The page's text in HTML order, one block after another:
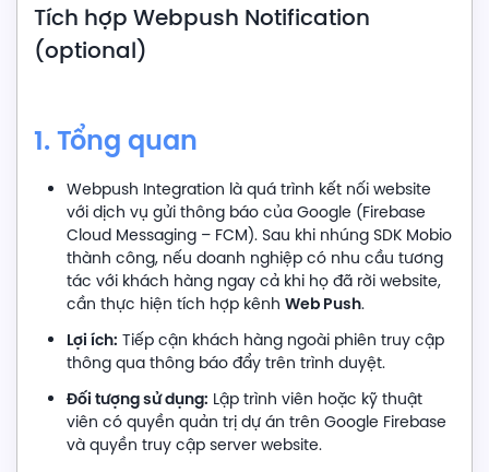
Tích hợp Webpush Notification
(optional)
1. Tổng quan
Webpush Integration là quá trình kết nối website
với dịch vụ gửi thông báo của Google (Firebase
Cloud Messaging – FCM). Sau khi nhúng SDK Mobio
thành công, nếu doanh nghiệp có nhu cầu tương
tác với khách hàng ngay cả khi họ đã rời website,
cần thực hiện tích hợp kênh Web Push.
Lợi ích: Tiếp cận khách hàng ngoài phiên truy cập
thông qua thông báo đẩy trên trình duyệt.
Đối tượng sử dụng: Lập trình viên hoặc kỹ thuật
viên có quyền quản trị dự án trên Google Firebase
và quyền truy cập server website.